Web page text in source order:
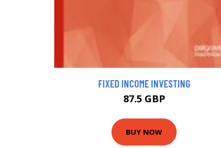
FIXED INCOME INVESTING
87.5 GBP
BUY NOW